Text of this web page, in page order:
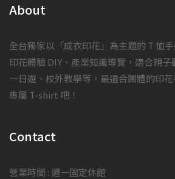
About
全台獨家以「成衣印花」為主題的 T 恤
印花體驗 DIY、產業知識導覽，適合親
一日遊、校外教學等，最適合團體的印
專屬 T-shirt 吧！
Contact
營業時間 : 週一固定休館